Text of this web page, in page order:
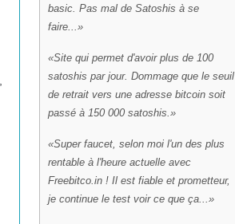
basic. Pas mal de Satoshis à se
faire...
Site qui permet d'avoir plus de 100
satoshis par jour. Dommage que le seuil
de retrait vers une adresse bitcoin soit
passé à 150 000 satoshis.
Super faucet, selon moi l'un des plus
rentable à l'heure actuelle avec
Freebitco.in ! Il est fiable et prometteur,
je continue le test voir ce que ça...